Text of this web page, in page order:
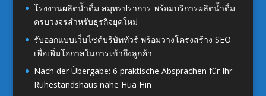
โรงงานผลิตน้ำดื่ม สมุทรปราการ พร้อมบริการผลิตน้ำดื่ม
ครบวงจรสำหรับธุรกิจยุคใหม่
รับออกแบบเว็บไซต์บริษัททัวร์ พร้อมวางโครงสร้าง SEO
เพื่อเพิ่มโอกาสในการเข้าถึงลูกค้า
Nach der Übergabe: 6 praktische Absprachen für Ihr
Ruhestandshaus nahe Hua Hin